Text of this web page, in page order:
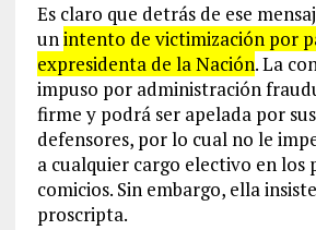
Es claro que detrás de ese
unintento de victimización por
expresidenta de la Nación. La
impuso por administración
firme y podrá ser apelada por
defensores, por lo cual no le
a cualquier cargo electivo en los
comicios. Sin embargo, ella
proscripta.